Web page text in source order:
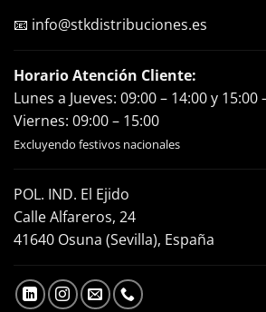
📧 info@stkdistribuciones.es
Horario Atención Cliente:
Lunes a Jueves: 09:00 – 14:00 y 15:00
Viernes: 09:00 – 15:00
Excluyendo festivos nacionales
POL. IND. El Ejido
Calle Alfareros, 24
41640 Osuna (Sevilla), España